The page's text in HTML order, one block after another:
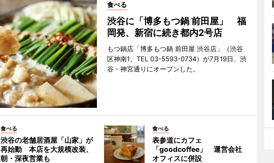
食べる
渋谷に「博多もつ鍋 前田屋」 福
岡発、新宿に続き都内2号店
もつ鍋店「博多もつ鍋 前田屋 渋谷店」（渋谷
区神南1、TEL 03-5593-0734）が7月19日、渋
谷・神宮通りにオープンした。
食べる
渋谷の老舗居酒屋「山家」が
再始動 本店を大規模改装、
朝・深夜営業も
食べる
表参道にカフェ
「goodcoffee」 運営会社
オフィスに併設